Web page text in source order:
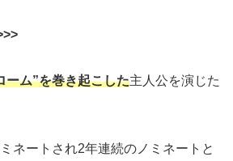
ーム”を巻き起こした主人公を演じた
ネートされ2年連続のノミネートと